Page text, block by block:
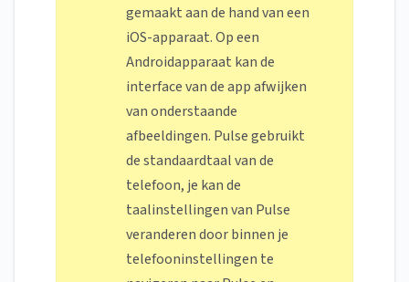
gemaakt aan de hand van een
iOS-apparaat. Op een
Androidapparaat kan de
interface van de app afwijken
van onderstaande
afbeeldingen. Pulse gebruikt
de standaardtaal van de
telefoon, je kan de
taalinstellingen van Pulse
veranderen door binnen je
telefooninstellingen te